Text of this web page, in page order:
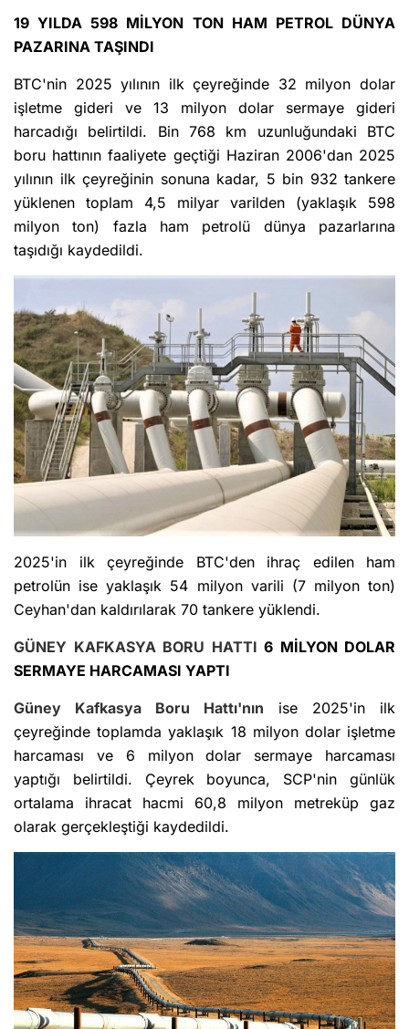
19 YILDA 598 MİLYON TON HAM PETROL DÜNYA
PAZARINA TAŞINDI
BTC'nin 2025 yılının ilk çeyreğinde 32 milyon dolar
işletme gideri ve 13 milyon dolar sermaye gideri
harcadığı belirtildi. Bin 768 km uzunluğundaki BTC
boru hattının faaliyete geçtiği Haziran 2006'dan 2025
yılının ilk çeyreğinin sonuna kadar, 5 bin 932 tankere
yüklenen toplam 4,5 milyar varilden (yaklaşık 598
milyon ton) fazla ham petrolü dünya pazarlarına
taşıdığı kaydedildi.
2025'in ilk çeyreğinde BTC'den ihraç edilen ham
petrolün ise yaklaşık 54 milyon varili (7 milyon ton)
Ceyhan'dan kaldırılarak 70 tankere yüklendi.
GÜNEY KAFKASYA BORU HATTI 6 MİLYON DOLAR
SERMAYE HARCAMASI YAPTI
Güney Kafkasya Boru Hattı'nın ise 2025'in ilk
çeyreğinde toplamda yaklaşık 18 milyon dolar işletme
harcaması ve 6 milyon dolar sermaye harcaması
yaptığı belirtildi. Çeyrek boyunca, SCP'nin günlük
ortalama ihracat hacmi 60,8 milyon metreküp gaz
olarak gerçekleştiği kaydedildi.